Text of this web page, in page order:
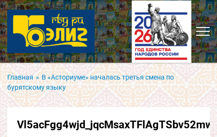
Главная » В «Асториуме» началась третья смена по
бурятскому языку